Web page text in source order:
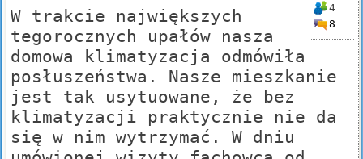
4
8
W trakcie największych
tegorocznych upałów nasza
domowa klimatyzacja odmówiła
posłuszeństwa. Nasze mieszkanie
jest tak usytuowane, że bez
klimatyzacji praktycznie nie da
się w nim wytrzymać. W dniu